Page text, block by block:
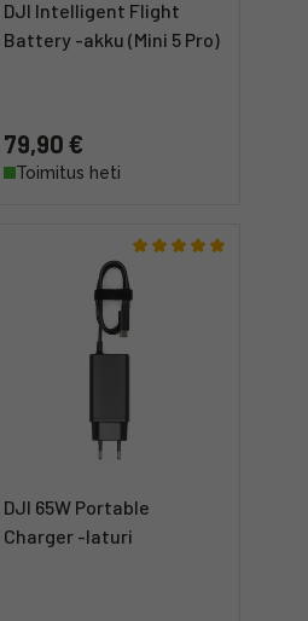
DJI Intelligent Flight
Battery -akku (Mini 5 Pro)
79,90 €
Toimitus heti
DJI 65W Portable
Charger -laturi